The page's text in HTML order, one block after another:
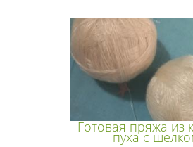
Готовая пряжа из
пуха с